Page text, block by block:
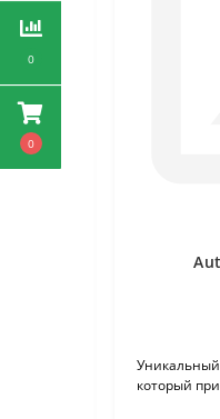
0
0
Уникальный
который